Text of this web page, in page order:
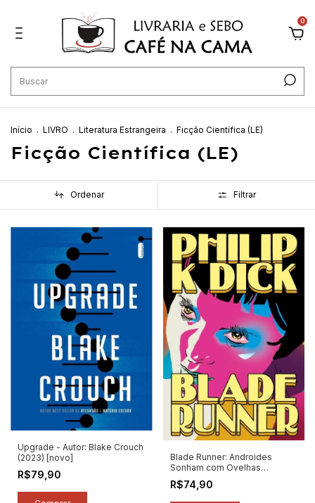
0
Início . LIVRO . Literatura Estrangeira . Ficção Científica (LE)
Ficção Científica (LE)
Ordenar Filtrar
Upgrade - Autor: Blake Crouch
(2023) [novo]
R$79,90
Blade Runner: Androides
Sonham com Ovelhas
Elétricas? - Autor: Philip K. Dick
(2026) [novo]
R$74,90